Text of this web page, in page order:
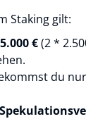
Staking gilt:
5.000 €(2 *
du nur